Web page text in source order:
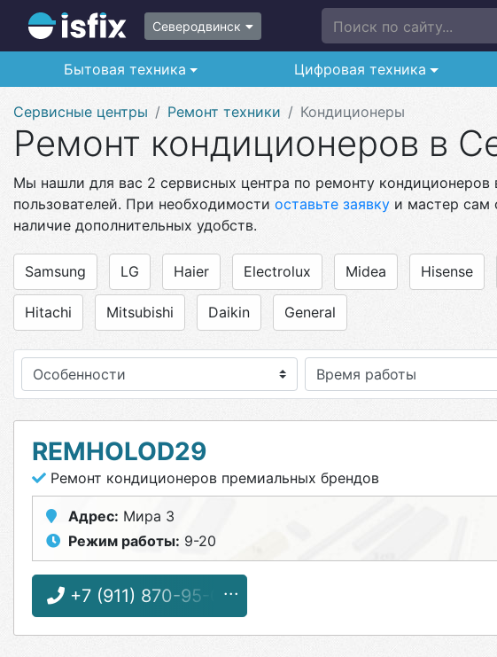
Северодвинск Поиск по сайту...
Бытовая техника Цифровая техника
Сервисные центры Ремонт техники Кондиционеры
Ремонт кондиционеров в
Мы нашли для вас 2 сервисных центра по ремонту кондиционеров
пользователей. При необходимости оставьте заявку и мастер сам
наличие дополнительных удобств.
Samsung LG Haier Electrolux Midea Hisense
Hitachi Mitsubishi Daikin General
Особенности
REMHOLOD29
Ремонт кондиционеров премиальных брендов
Адрес: Мира 3
Режим работы: 9-20
+7 (911) 870-95-05